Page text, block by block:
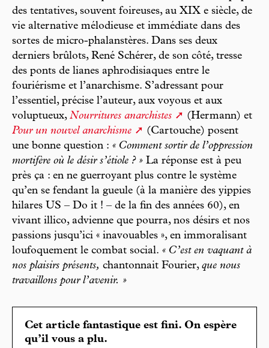
des tentatives, souvent foireuses, au XIX e siècle, de
vie alternative mélodieuse et immédiate dans des
sortes de micro-phalanstères. Dans ses deux
derniers brûlots, René Schérer, de son côté, tresse
des ponts de lianes aphrodisiaques entre le
fouriérisme et l’anarchisme. S’adressant pour
l’essentiel, précise l’auteur, aux voyous et aux
voluptueux, Nourritures anarchistes
(Hermann) et
Pour un nouvel anarchisme
(Cartouche) posent
une bonne question : « Comment sortir de l’oppression
mortifère où le désir s’étiole ? » La réponse est à peu
près ça : en ne guerroyant plus contre le système
qu’en se fendant la gueule (à la manière des yippies
hilares US – Do it ! – de la fin des années 60), en
vivant illico, advienne que pourra, nos désirs et nos
passions jusqu’ici « inavouables », en immoralisant
loufoquement le combat social. « C’est en vaquant à
nos plaisirs présents, chantonnait Fourier, que nous
travaillons pour l’avenir. »
Cet article fantastique est fini. On espère
qu’il vous a plu.